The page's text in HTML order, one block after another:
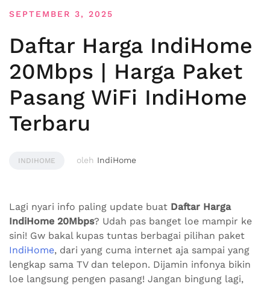
SEPTEMBER 3, 2025
Daftar Harga IndiHome
20Mbps | Harga Paket
Pasang WiFi IndiHome
Terbaru
INDIHOME oleh IndiHome
Lagi nyari info paling update buat Daftar Harga
IndiHome 20Mbps? Udah pas banget loe mampir ke
sini! Gw bakal kupas tuntas berbagai pilihan paket
IndiHome, dari yang cuma internet aja sampai yang
lengkap sama TV dan telepon. Dijamin infonya bikin
loe langsung pengen pasang! Jangan bingung lagi,